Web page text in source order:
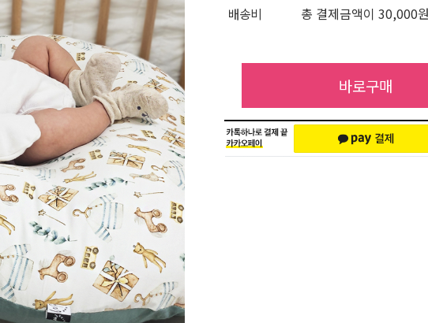
배송비 총 결제금액이 30,000
바로구매